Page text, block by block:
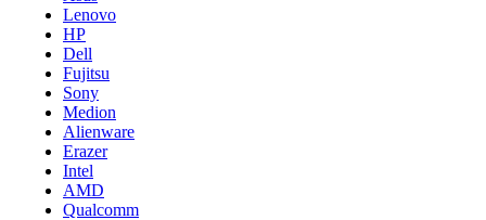
Lenovo
HP
Dell
Fujitsu
Sony
Medion
Alienware
Erazer
Intel
AMD
Qualcomm